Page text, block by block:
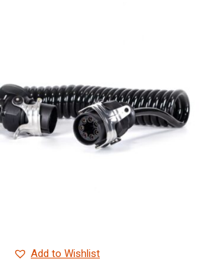
Add to Wishlist